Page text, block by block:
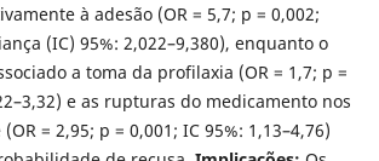
à adesão (OR = 5,7; p = 0,002;
(IC) 95%: 2,022–9,380), enquanto o
a toma da profilaxia (OR = 1,7; p =
e as rupturas do medicamento nos
= 2,95; p = 0,001; IC 95%: 1,13–4,76)